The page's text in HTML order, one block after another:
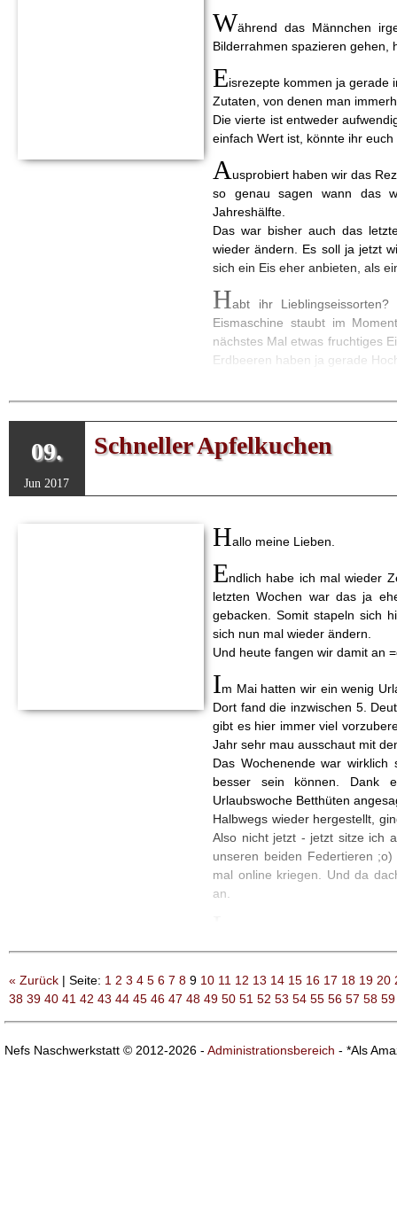
Während das Männchen
Bilderrahmen spazieren gehen,
Eisrezepte kommen ja gerade
Zutaten, von denen man
Die vierte ist entweder
einfach Wert ist, könnte ihr
Ausprobiert haben wir das
so genau sagen wann das
Jahreshälfte.
Das war bisher auch das
wieder ändern. Es soll ja jetzt
sich ein Eis eher anbieten, als
Habt ihr
Eismaschine staubt im
nächstes Mal etwas fruchtiges
Erdbeeren haben ja gerade
Vielleicht probieren wir auch
09.
Jun 2017
Schneller Apfelkuchen
Hallo meine Lieben.
Endlich habe ich mal wieder
letzten Wochen war das ja
gebacken. Somit stapeln sich
sich nun mal wieder ändern.
Und heute fangen wir damit an
Im Mai hatten wir ein wenig
Dort fand die inzwischen 5.
gibt es hier immer viel
Jahr sehr mau ausschaut mit
Das Wochenende war
besser sein können. Dank
Urlaubswoche Betthüten
Halbwegs wieder hergestellt,
Also nicht jetzt - jetzt sitze ich
unseren beiden Federtieren
mal online kriegen. Und da
an.
wir einen Erdbeer-
einfach transportierbar sein,
wurde es am Ende dann ein
klang lecker und einfach. Und
« Zurück | Seite: 1 2 3 4 5 6 7 8 9 10 11 12 13 14 15 16 17 18 19 20
38 39 40 41 42 43 44 45 46 47 48 49 50 51 52 53 54 55 56 57 58 59
Nefs Naschwerkstatt © 2012-2026 - Administrationsbereich - *Als